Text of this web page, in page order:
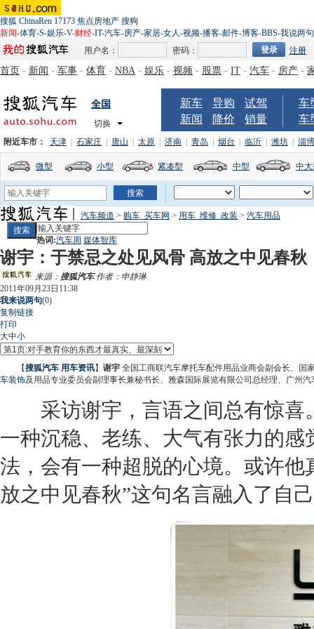
搜狐 ChinaRen 17173 焦点房地产 搜狗
新闻-体育-S-娱乐-V-财经-IT-汽车-房产-家居-女人-视频-播客-邮件-博客-BBS-我说两句
用户名：
密码： 注册
首页 - 新闻 - 军事 - 体育 - NBA - 娱乐 - 视频 - 股票 - IT - 汽车 - 房产 -
全国
切换
新车 导购
试驾
新闻
降价 销量
车
车
附近车市： 天津 石家庄 唐山 太原 济南 青岛 烟台 临沂 潍坊 淄博
微型 小型 紧凑型 中型 中
汽车频道 > 购车_买车网 > 用车_维修_改装 > 汽车用品
热词:汽车周 媒体智库
谢宇：于禁忌之处见风骨 高放之中见春秋
来源： 搜狐汽车作者：申静琳
2011年09月23日11:38
我来说两句(0)
复制链接
打印
大中小
【搜狐汽车 用车资讯】 谢宇 全国工商联汽车摩托车配件用品业商会副会长、国
车装饰及用品专业委员会副理事长兼秘书长、雅森国际展览有限公司总经理、广州
采访谢宇，言语之间总有惊喜
一种沉稳、老练、大气有张力的
法，会有一种超脱的心境。或许
放之中见春秋”这句名言融入了自